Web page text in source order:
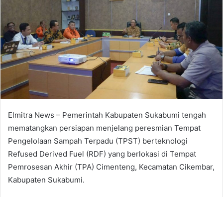
Elmitra News – Pemerintah Kabupaten Sukabumi tengah
mematangkan persiapan menjelang peresmian Tempat
Pengelolaan Sampah Terpadu (TPST) berteknologi
Refused Derived Fuel (RDF) yang berlokasi di Tempat
Pemrosesan Akhir (TPA) Cimenteng, Kecamatan Cikembar,
Kabupaten Sukabumi.